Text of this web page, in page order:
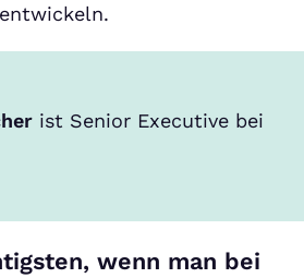
ist Senior Executive bei
wenn man bei